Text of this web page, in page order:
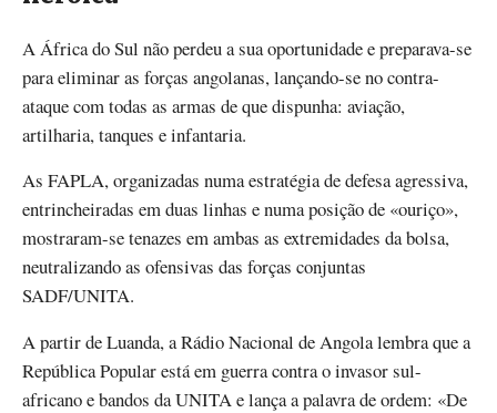
A África do Sul não perdeu a sua oportunidade e preparava-se
para eliminar as forças angolanas, lançando-se no contra-
ataque com todas as armas de que dispunha: aviação,
artilharia, tanques e infantaria.
As FAPLA, organizadas numa estratégia de defesa agressiva,
entrincheiradas em duas linhas e numa posição de «ouriço»,
mostraram-se tenazes em ambas as extremidades da bolsa,
neutralizando as ofensivas das forças conjuntas
SADF/UNITA.
A partir de Luanda, a Rádio Nacional de Angola lembra que a
República Popular está em guerra contra o invasor sul-
africano e bandos da UNITA e lança a palavra de ordem: «De